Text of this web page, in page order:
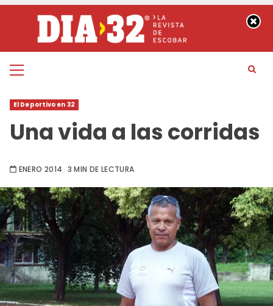
contenido
Menú
El Deportivo en 32
Una vida a las corridas
ENERO 2014 3 MIN DE LECTURA